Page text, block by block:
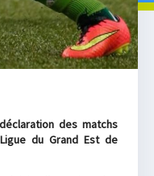
des matchs
du Grand Est de